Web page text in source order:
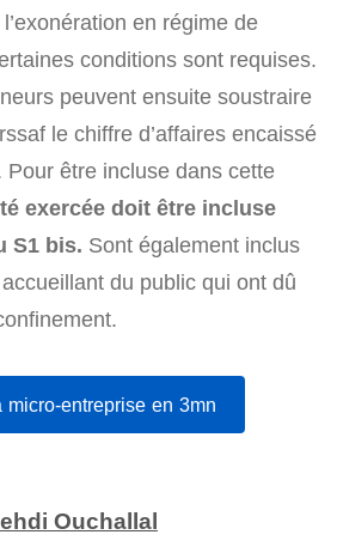
en régime de
conditions sont requises.
peuvent ensuite soustraire
le chiffre d’affaires encaissé
être incluse dans cette
exercée doit être incluse
S1 bis. Sont également inclus
du public qui ont dû
micro-entreprise en 3mn
Ouchallal